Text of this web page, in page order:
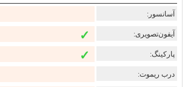
آسانسور:
آیفون‌تصویری: ✓
پارکینگ: ✓
درب ریموت: